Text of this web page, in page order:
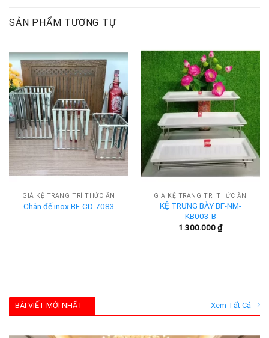
SẢN PHẨM TƯƠNG TỰ
GIÁ KỆ TRANG TRÍ THỨC ĂN
Chân đế inox BF-CD-7083
GIÁ KỆ TRANG TRÍ THỨC ĂN
KỆ TRƯNG BÀY BF-NM-
KB003-B
1.300.000₫
BÀI VIẾT MỚI NHẤT Xem Tất Cả